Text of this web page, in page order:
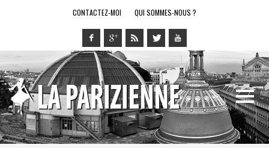
CONTACTEZ-MOI QUI SOMMES-NOUS ?